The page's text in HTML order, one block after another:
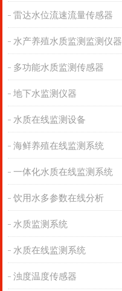
雷达水位流速流量传感器
水产养殖水质监测监测仪器
多功能水质监测传感器
地下水监测仪器
水质在线监测设备
海鲜养殖在线监测系统
一体化水质在线监测系统
饮用水多参数在线分析
水质监测系统
水质在线监测系统
浊度温度传感器